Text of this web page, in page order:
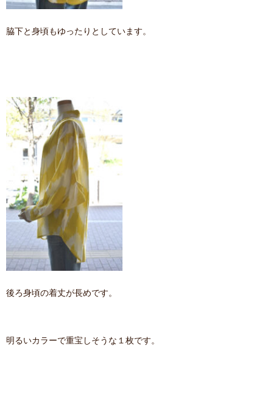
脇下と身頃もゆったりとしています。
後ろ身頃の着丈が長めです。
明るいカラーで重宝しそうな１枚です。